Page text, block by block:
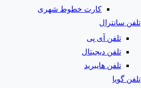
کارت خطوط شهری
تلفن سانترال
تلفن آی پی
تلفن دیجیتال
تلفن هایبرید
تلفن گویا